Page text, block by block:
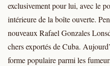
exclusivement pour lui, avec le
intérieure de la boîte ouverte.
nouveaux Rafael Gonzales
chers exportés de Cuba.
forme populaire parmi les